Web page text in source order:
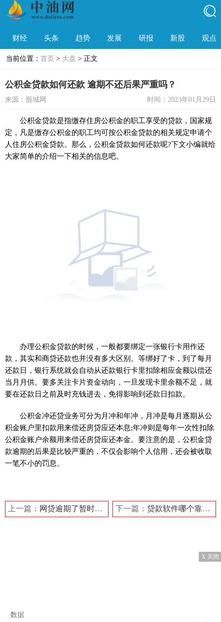
财经 头条 趋势 发展 研报 新股 观点
当前位置： 首页 > 大盘 > 正文
公积金贷款如何还款 逾期不还后果严重吗？
来源：股城网 时间：2023年01月29日
公积金贷款是指缴存住房公积金的职工享受的贷款， 国家规
定，凡是缴存公积金的职工均可按公积金贷款的相关规定申请个
人住房公积金贷款。那么，公积金贷款如何还款呢?下文小编就给
大家简单的介绍一下相关的信息吧。
办理公积金贷款的时候，一般都要绑定一张银行卡用作还
款，其实和商贷还款也并没有多大区别。等绑好了卡，到了每月
还款日，银行系统就会自动从还款银行卡里扣除相应金额以偿还
当月月供。要多关注卡片资金动向，一旦发现卡里余额不足，就
要在还款日之前及时充钱进去，免得影响到还款日扣款。
公积金冲还贷业务可分为月冲和年冲，月冲是每月逐期从公
积金账户里扣款用来偿还房贷应还本息;年冲则是每年一次性扣除
公积金账户余额用来偿还房贷应还本金。要注意的是，公积金贷
款逾期的后果是比较严重的，不仅会影响个人信用，还会被收取
一笔不小的罚息。
上一篇： 网贷逾期了暂时还不上怎么办 网贷逾期了有什么后果 下一篇：贷款软件哪个靠谱 蚂蚁借呗怎么样？
X 关闭
数据